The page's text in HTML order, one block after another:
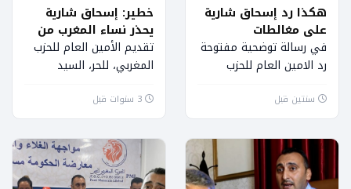
هكذا رد إسحاق شارية
على مغالطات
المهداوي
في رسالة توضحية مفتوحة
رد الامين العام للحزب
على الحلقة التي نشرها
حميد المهداوي بتاريخ 22...
سنتين قبل
خطير: إسحاق شارية
يحذر نساء المغرب من
مؤامرات المنظمات
النسائية
تقديم الأمين العام للحزب
المغربي، للحر، السيد
المرأة باسمه وباسم كافة
مناضلات ومناضلي الحزب
المغربي الحر...